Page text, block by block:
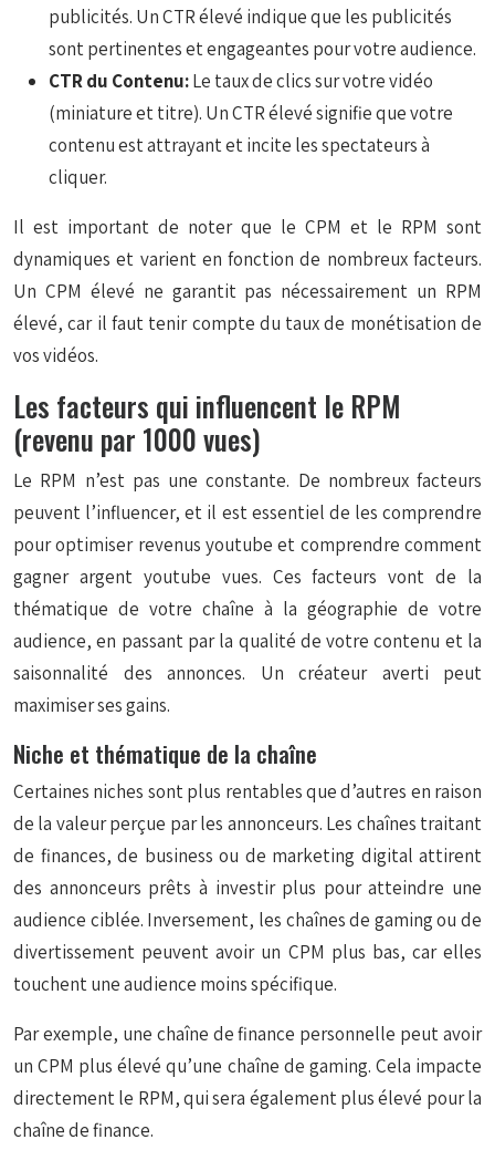
publicités. Un CTR élevé indique que les publicités
sont pertinentes et engageantes pour votre audience.
CTR du Contenu:Le taux de clics sur votre vidéo
(miniature et titre). Un CTR élevé signifie que votre
contenu est attrayant et incite les spectateurs à
cliquer.
Il est important de noter que le CPM et le RPM sont
dynamiques et varient en fonction de nombreux facteurs.
Un CPM élevé ne garantit pas nécessairement un RPM
élevé, car il faut tenir compte du taux de monétisation de
vos vidéos.
Les facteurs qui influencent le RPM
(revenu par 1000 vues)
Le RPM n’est pas une constante. De nombreux facteurs
peuvent l’influencer, et il est essentiel de les comprendre
pour optimiser revenus youtube et comprendre comment
gagner argent youtube vues. Ces facteurs vont de la
thématique de votre chaîne à la géographie de votre
audience, en passant par la qualité de votre contenu et la
saisonnalité des annonces. Un créateur averti peut
maximiser ses gains.
Niche et thématique de la chaîne
Certaines niches sont plus rentables que d’autres en raison
de la valeur perçue par les annonceurs. Les chaînes traitant
de finances, de business ou de marketing digital attirent
des annonceurs prêts à investir plus pour atteindre une
audience ciblée. Inversement, les chaînes de gaming ou de
divertissement peuvent avoir un CPM plus bas, car elles
touchent une audience moins spécifique.
Par exemple, une chaîne de finance personnelle peut avoir
un CPM plus élevé qu’une chaîne de gaming. Cela impacte
directement le RPM, qui sera également plus élevé pour la
chaîne de finance.